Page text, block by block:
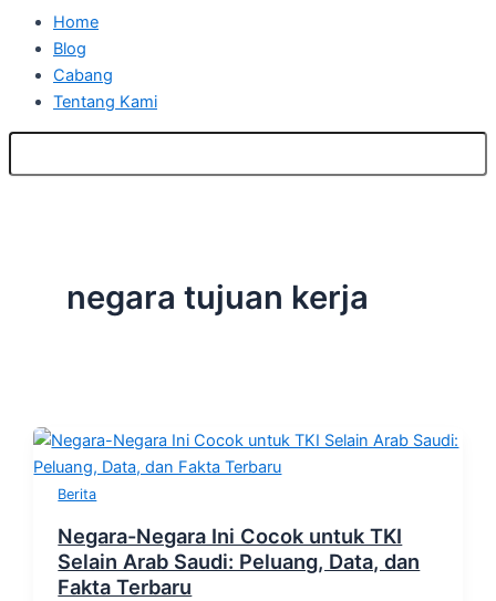
Home
Blog
Cabang
Tentang Kami
negara tujuan kerja
Berita
Negara-Negara Ini Cocok untuk TKI
Selain Arab Saudi: Peluang, Data, dan
Fakta Terbaru